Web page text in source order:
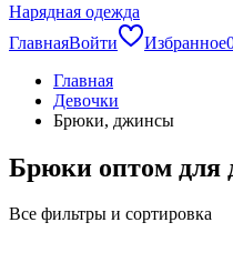
Нарядная одежда
ГлавнаяВойти Избранное
Главная
Девочки
Брюки, джинсы
Брюки оптом для
Все фильтры и сортировка